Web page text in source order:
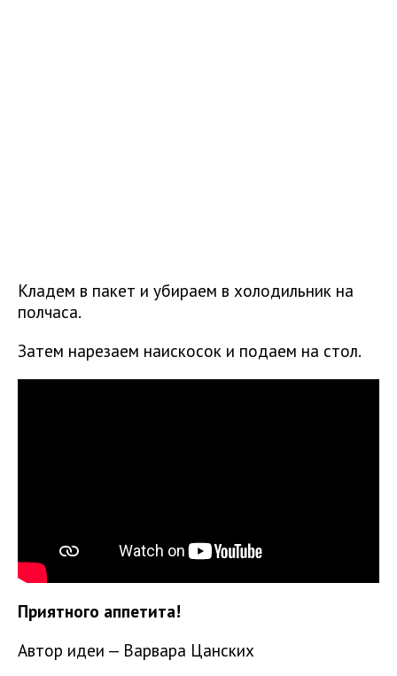
Кладем в пакет и убираем в холодильник на
полчаса.
Затем нарезаем наискосок и подаем на стол.
Приятного аппетита!
Автор идеи — Варвара Цанских